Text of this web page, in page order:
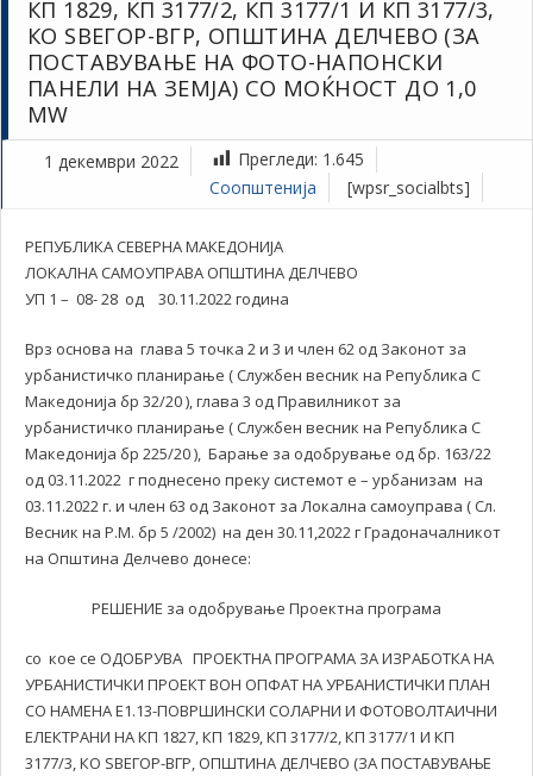
КП 1829, КП 3177/2, КП 3177/1 И КП 3177/3,
КО ЅВЕГОР-ВГР, ОПШТИНА ДЕЛЧЕВО (ЗА
ПОСТАВУВАЊЕ НА ФОТО-НАПОНСКИ
ПАНЕЛИ НА ЗЕМЈА) СО МОЌНОСТ ДО 1,0
MW
1 декември 2022 Прегледи: 1.645
Соопштенија
[wpsr_socialbts]
РЕПУБЛИКА СЕВЕРНА МАКЕДОНИЈА
ЛОКАЛНА САМОУПРАВА ОПШТИНА ДЕЛЧЕВО
УП 1 – 08- 28 од 30.11.2022 година
Врз основа на глава 5 точка 2 и 3 и член 62 од Законот за
урбанистичко планирање ( Службен весник на Република С
Македонија бр 32/20 ), глава 3 од Правилникот за
урбанистичко планирање ( Службен весник на Република С
Македонија бр 225/20 ), Барање за одобрување од бр. 163/22
од 03.11.2022 г поднесено преку системот е – урбанизам на
03.11.2022 г. и член 63 од Законот за Локална самоуправа ( Сл.
Весник на Р.М. бр 5 /2002) на ден 30.11,2022 г Градоначалникот
на Општина Делчево донесе:
РЕШЕНИЕ за одобрување Проектна програма
со кое се ОДОБРУВА ПРОЕКТНА ПРОГРАМА ЗА ИЗРАБОТКА НА
УРБАНИСТИЧКИ ПРОЕКТ ВОН ОПФАТ НА УРБАНИСТИЧКИ ПЛАН
СО НАМЕНА Е1.13-ПОВРШИНСКИ СОЛАРНИ И ФОТОВОЛТАИЧНИ
ЕЛЕКТРАНИ НА КП 1827, КП 1829, КП 3177/2, КП 3177/1 И КП
3177/3, КО ЅВЕГОР-ВГР, ОПШТИНА ДЕЛЧЕВО (ЗА ПОСТАВУВАЊЕ